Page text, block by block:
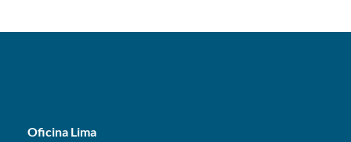
Oficina Lima